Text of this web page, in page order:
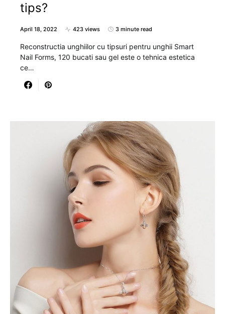
tips?
April 18, 2022 423 views 3 minute read
Reconstructia unghiilor cu tipsuri pentru unghii Smart
Nail Forms, 120 bucati sau gel este o tehnica estetica
ce…